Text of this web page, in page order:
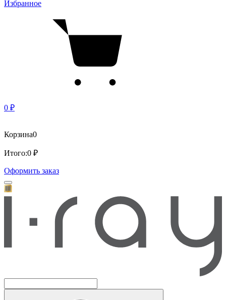
Избранное
0 ₽
Корзина0
Итого:0 ₽
Оформить заказ